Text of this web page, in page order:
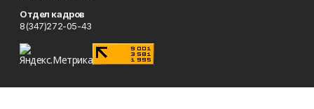
Отдел кадров
8(347)272-05-43